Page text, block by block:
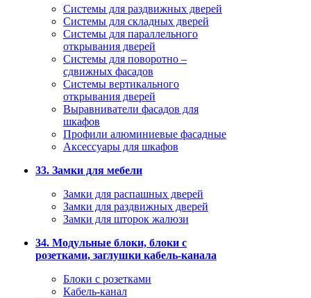
Системы для раздвижных дверей
Системы для складных дверей
Системы для параллельного
открывания дверей
Системы для поворотно –
сдвижных фасадов
Системы вертикального
открывания дверей
Выравниватели фасадов для
шкафов
Профили алюминиевые фасадные
Аксессуары для шкафов
33. Замки для мебели
Замки для распашных дверей
Замки для раздвижных дверей
Замки для шторок жалюзи
34. Модульные блоки, блоки с
розетками, заглушки кабель-канала
Блоки с розетками
Кабель-канал